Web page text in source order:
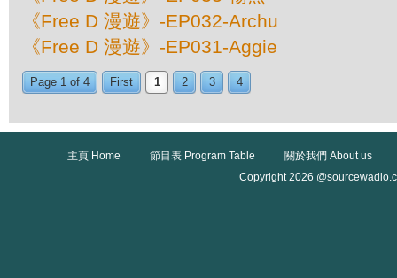
《Free D 漫遊》-EP032-Archu
《Free D 漫遊》-EP031-Aggie
Page 1 of 4 First 1 2 3 4
主頁 Home 節目表 Program Table
關於我們 About us
Copyright 2026